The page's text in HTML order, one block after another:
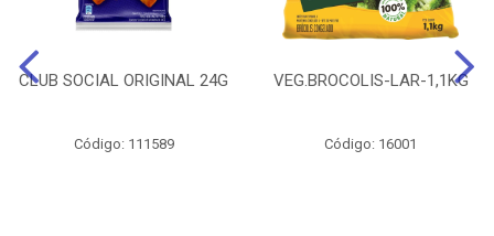
CLUB SOCIAL ORIGINAL 24G
Código: 111589
VEG.BROCOLIS-LAR-1,1KG
Código: 16001